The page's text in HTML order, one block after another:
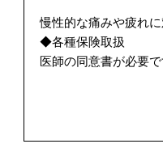
慢性的な痛みや疲れ
◆各種保険取扱
医師の同意書が必要で